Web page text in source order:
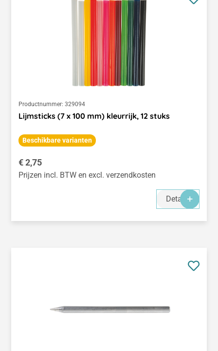
Productnummer: 329094
Lijmsticks (7 x 100 mm) kleurrijk, 12 stuks
Beschikbare varianten
Normale prijs:
€ 2,75
Prijzen incl. BTW en excl. verzendkosten
Details